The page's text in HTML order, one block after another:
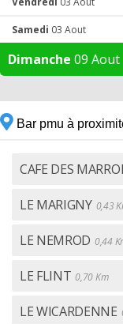
Samedi 03 Aout
Dimanche 09 Aout
Bar pmu à
CAFE DES
LE MARIGNY 0,43
LE NEMROD 0,44
LE FLINT 0,70 Km
LE WICARDENNE